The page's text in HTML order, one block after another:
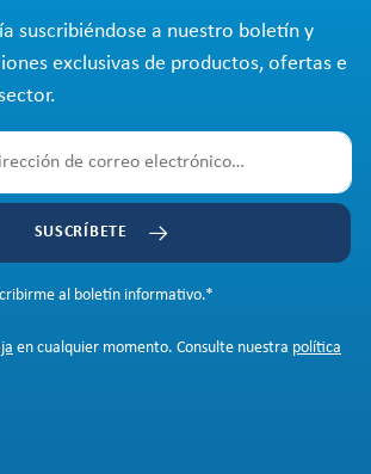
suscribiéndose a nuestro boletín y
exclusivas de productos, ofertas e
SUSCRÍBETE
al boletín informativo.*
en cualquier momento. Consulte nuestra política